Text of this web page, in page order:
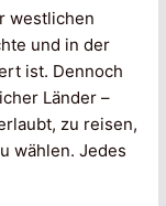
westlichen
und in der
ist. Dennoch
Länder –
zu reisen,
wählen. Jedes